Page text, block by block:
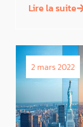
Lire la suite
2 mars 2022